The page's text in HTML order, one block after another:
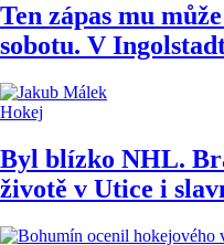
Ten zápas mu
sobotu. V
Hokej
Byl blízko NHL.
životě v Utice i